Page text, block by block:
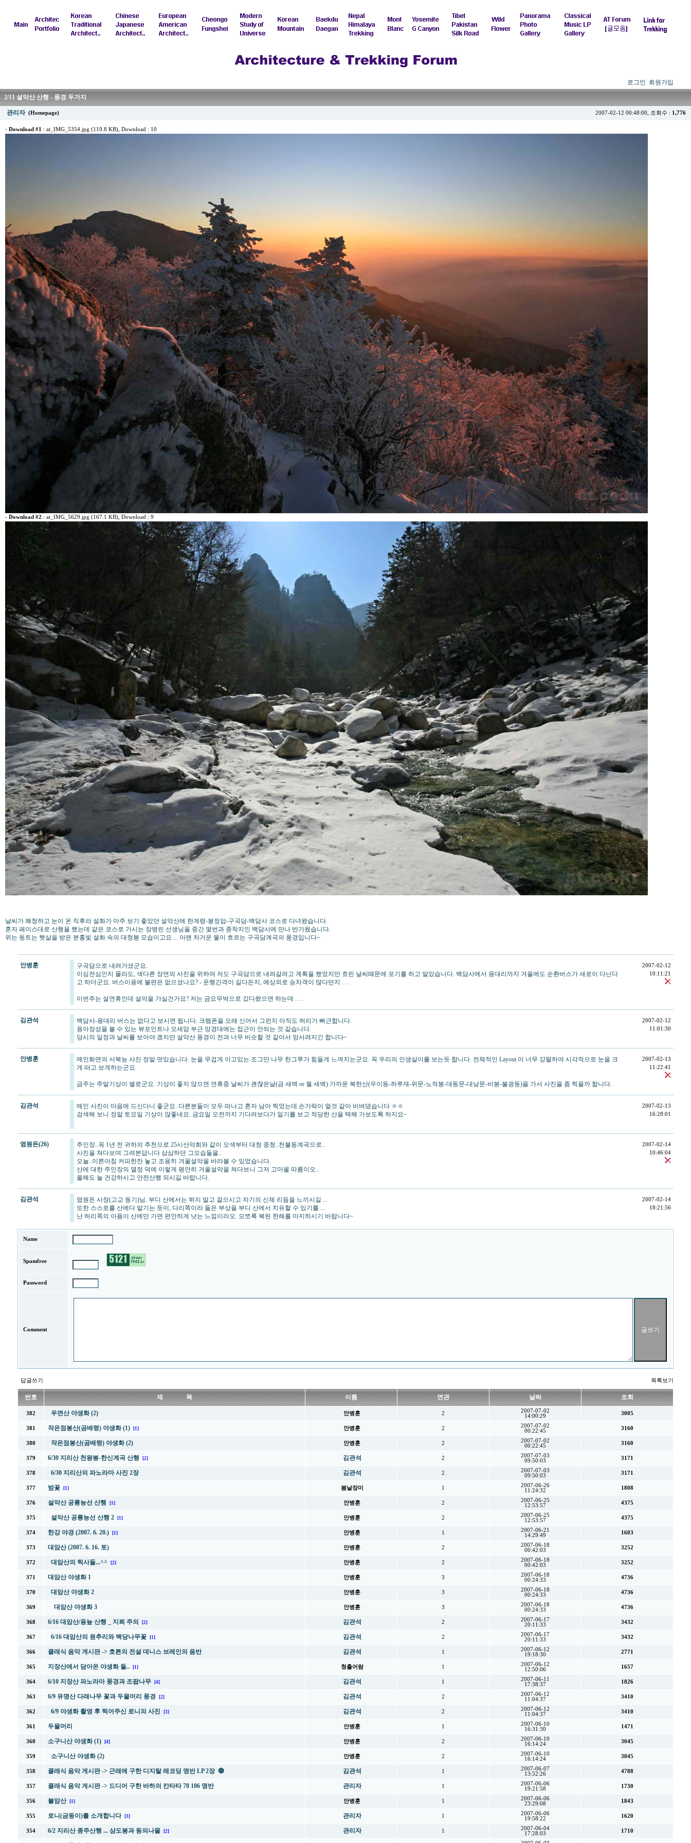
로그인 회원가입
2/11 설악산 산행 - 풍경 두가지
관리자 (Homepage) 2007-02-12 00:48:00, 조회수 : 1,776
- Download #1 : at_IMG_5354.jpg (119.8 KB) , Download : 10
- Download #2 : at_IMG_5629.jpg (167.1 KB), Download : 9
날씨가 쾌청하고 눈이 온 직후라 설화가 아주 보기 좋았던 설악산에 한계령-봉정암-구곡담-백담사 코스로 다녀왔습니다.
혼자 페이스대로 산행을 했는데 같은 코스로 가시는 장병린 선생님을 중간 몇번과 종착지인 백담사에 만나 반가웠습니다.
위는 동트는 햇살을 받은 분홍빛 설화 속의 대청봉 모습이고요 ... 아랜 차거운 물이 흐르는 구곡담계곡의 풍경입니다~
안병훈
구곡담으로 내려가셨군요.
이심전심인지 몰라도, 색다른 장면의 사진을 위하여 저도 구곡담으로 내려갈려고 계획을 했었지만 흐린 날씨때문에 포기를 하고 말았습니다. 백담사에서 용대리까지 겨울에도 순환버스가 새로이 다닌다
고 하더군요. 버스이용에 불편은 없으셨나요? - 운행간격이 길다든지, 예상외로 승차객이 많다던지 . . .
이번주는 설연휴인데 설악을 가실건가요? 저는 금요무박으로 갔다왔으면 하는데 . . .
2007-02-12
10:11:21
김관석
백담사-용대리 버스는 없다고 보시면 됩니다. 크램폰을 오래 신어서 그런지 아직도 허리가 뻐근합니다.
용아장성을 볼 수 있는 뷰포인트나 오세암 부근 망경대에는 접근이 안되는 것 같습니다.
당시의 일정과 날씨를 보아야 겠지만 설악산 풍경이 전과 너무 비슷할 것 같아서 망서려지긴 합니다~
2007-02-12
11:01:30
안병훈
메인화면의 서북능 사진 정말 멋있습니다. 눈을 무겁게 이고있는 조그만 나무 한그루가 힘들게 느껴지는군요. 꼭 우리의 인생살이를 보는듯 합니다. 전체적인 Layout 이 너무 강렬하여 시각적으로 눈을 크
게 떠고 보게하는군요.
금주는 주말기상이 별로군요. 기상이 좋지 않으면 연휴중 날씨가 괜챦은날(금 새벽 or 월 새벽) 가까운 북한산(우이동-하루재-위문-노적봉-대동문-대남문-비봉-불광동)을 가서 사진을 좀 찍을까 합니다.
2007-02-13
11:22:41
김관석
메인 사진이 마음에 드신다니 좋군요. 다른분들이 모두 떠나고 혼자 남아 찍었는데 손가락이 얼것 같아 비벼댔습니다 ㅎㅎ
검색해 보니 정말 토요일 기상이 않좋네요. 금요일 오전까지 기다려보다가 일기를 보고 적당한 산을 택해 가보도록 하지요~
2007-02-13
16:28:01
염원돈(26)
주인장..꼭 1년 전 귀하의 추천으로 25시산악회와 같이 오색부터 대청 중청..천불동계곡으로..
사진을 쳐다보며 그려본답니다 삼삼하던 그모습들을..
오늘..이른아침 커피한잔 놓고 조용히 겨울설악을 바라볼 수 있었습니다.
산에 대한 주인장의 열정 덕에 이렇게 평안히 겨울설악을 쳐다보니 그저 고마울 따름이오..
올해도 늘 건강하시고 안전산행 되시길 바랍니다.
2007-02-14
10:46:04
김관석
염원돈 사장(고교 동기)님. 부디 산에서는 뛰지 말고 걸으시고 자기의 신체 리듬을 느끼시길 ...
또한 스스로를 산에다 맡기는 듯이, 다리쪽이라 들은 부상을 부디 산에서 치유할 수 있기를 ...
난 허리쪽의 아픔이 산에만 가면 편안하게 낫는 느낌이라오. 모쪼록 복된 한해를 마지하시기 바랍니다~
2007-02-14
18:21:56
Name
Spamfree
Password
Comment
답글쓰기 목록보기
번호 제 목 이름 연관 날짜 조회
382 우면산 야생화 (2) 안병훈 2
2007-07-02
14:00:29
3005
381 작은점봉산(곰배령) 야생화 (1) [1] 안병훈 2
2007-07-02
00:22:45
3160
380 작은점봉산(곰배령) 야생화 (2) 안병훈 2
2007-07-02
00:22:45
3160
379 6/30 지리산 천왕봉-한신계곡 산행 [2] 김관석 2
2007-07-03
09:50:03
3171
378 6/30 지리산의 파노라마 사진 2장 김관석 2
2007-07-03
09:50:03
3171
377 밤꽃 [1] 봄날장미 1
2007-06-26
11:24:32
1808
376 설악산 공룡능선 산행 [1] 안병훈 2
2007-06-25
12:53:57
4375
375 설악산 공룡능선 산행 2 [1] 안병훈 2
2007-06-25
12:53:57
4375
374 한강 야경 (2007. 6. 20.) [1] 안병훈 1
2007-06-21
14:29:49
1603
373 대암산 (2007. 6. 16. 토) 안병훈 2
2007-06-18
00:42:03
3252
372 대암산의 찍사들...^^ [2] 안병훈 2
2007-06-18
00:42:03
3252
371 대암산 야생화 1 안병훈 3
2007-06-18
00:24:33
4736
370 대암산 야생화 2 안병훈 3
2007-06-18
00:24:33
4736
369 대암산 야생화 3 안병훈 3
2007-06-18
00:24:33
4736
368 6/16 대암산/용늪 산행 _ 지뢰 주의 [2] 김관석 2
2007-06-17
20:11:33
3432
367 6/16 대암산의 원추리와 백당나무꽃 [1] 김관석 2
2007-06-17
20:11:33
3432
366 클래식 음악 게시판 -> 호른의 전설 데니스 브레인의 음반 김관석 1
2007-06-12
19:18:30
2771
365 지장산에서 담아온 야생화 둘.. [1] 청출어람 1
2007-06-12
12:50:06
1657
364 6/10 지장산 파노라마 풍경과 조팝나무 [4] 김관석 1
2007-06-11
17:38:37
1826
363 6/9 유명산 다래나무 꽃과 두물머리 풍경 [2] 김관석 2
2007-06-12
11:04:37
3410
362 6/9 야생화 촬영 후 찍어주신 로니의 사진 [3] 김관석 2
2007-06-12
11:04:37
3410
361 두물머리 안병훈 1
2007-06-10
16:31:30
1471
360 소구니산 야생화 (1) [4] 안병훈 2
2007-06-10
16:14:24
3045
359 소구니산 야생화 (2) 안병훈 2
2007-06-10
16:14:24
3045
358 클래식 음악 게시판 -> 근래에 구한 디지탈 레코딩 명반 LP 2장 🔵 김관석 1
2007-06-07
13:52:26
4788
357 클래식 음악 게시판 -> 드디어 구한 바하의 칸타타 78 106 명반 관리자 1
2007-06-06
19:21:58
1730
356 불암산 [1] 안병훈 1
2007-06-06
23:29:08
1843
355 로니(금동이)를 소개합니다 [3] 관리자 1
2007-06-06
19:58:22
1620
354 6/2 지리산 종주산행 ... 삼도봉과 동의나물 [2] 관리자 1
2007-06-04
17:28:03
1710